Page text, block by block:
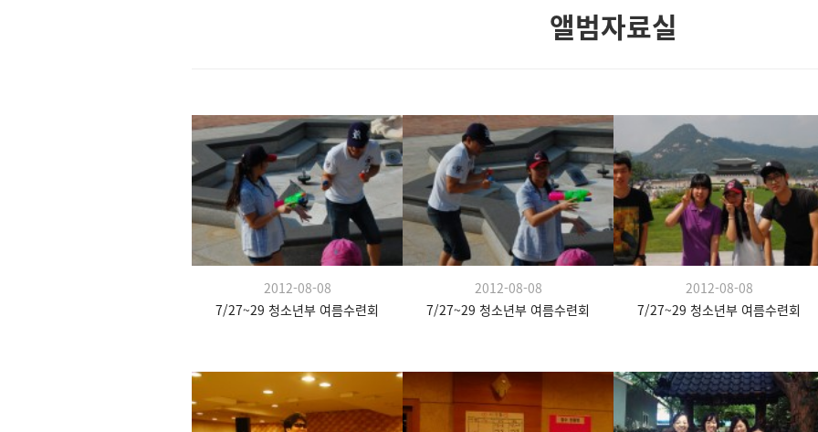
앨범자료실
2012-08-08
7/27~29 청소년부 여름수련회
2012-08-08
7/27~29 청소년부 여름수련회
2012-08-08
7/27~29 청소년부 여름수련회